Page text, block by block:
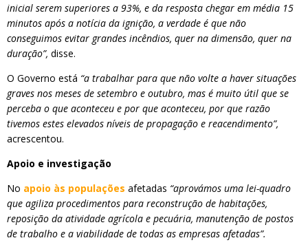
inicial serem superiores a 93%, e da resposta chegar em média 15
minutos após a notícia da ignição, a verdade é que não
conseguimos evitar grandes incêndios, quer na dimensão, quer na
duração”, disse.
O Governo está “a trabalhar para que não volte a haver situações
graves nos meses de setembro e outubro, mas é muito útil que se
perceba o que aconteceu e por que aconteceu, por que razão
tivemos estes elevados níveis de propagação e reacendimento”,
acrescentou.
Apoio e investigação
No apoio às populações afetadas “aprovámos uma lei-quadro
que agiliza procedimentos para reconstrução de habitações,
reposição da atividade agrícola e pecuária, manutenção de postos
de trabalho e a viabilidade de todas as empresas afetadas”.